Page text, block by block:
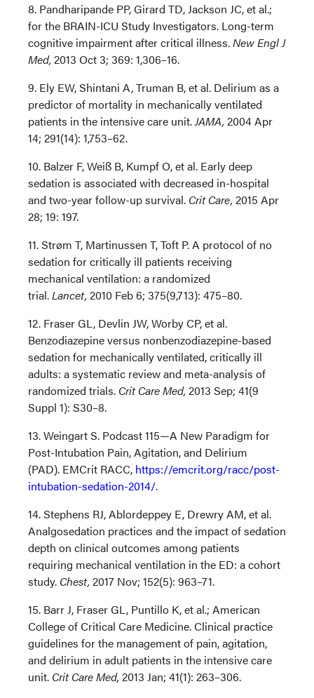
8. Pandharipande PP, Girard TD, Jackson JC, et al.;
for the BRAIN-ICU Study Investigators. Long-term
cognitive impairment after critical illness.New Engl J
Med, 2013 Oct 3; 369: 1,306–16.
9. Ely EW, Shintani A, Truman B, et al. Delirium as a
predictor of mortality in mechanically ventilated
patients in the intensive care unit.JAMA, 2004 Apr
14; 291(14): 1,753–62.
10. Balzer F, Weiß B, Kumpf O, et al. Early deep
sedation is associated with decreased in-hospital
and two-year follow-up survival. Crit Care, 2015 Apr
28; 19: 197.
11. Strøm T, Martinussen T, Toft P. A protocol of no
sedation for critically ill patients receiving
mechanical ventilation: a randomized
trial.Lancet, 2010 Feb 6; 375(9,713): 475–80.
12. Fraser GL, Devlin JW, Worby CP, et al.
Benzodiazepine versus nonbenzodiazepine-based
sedation for mechanically ventilated, critically ill
adults: a systematic review and meta-analysis of
randomized trials. Crit Care Med, 2013 Sep; 41(9
Suppl 1): S30–8.
13. Weingart S. Podcast 115—A New Paradigm for
Post-Intubation Pain, Agitation, and Delirium
(PAD). EMCrit RACC, https://emcrit.org/racc/post-
intubation-sedation-2014/.
14. Stephens RJ, Ablordeppey E, Drewry AM, et al.
Analgosedation practices and the impact of sedation
depth on clinical outcomes among patients
requiring mechanical ventilation in the ED: a cohort
study. Chest, 2017 Nov; 152(5): 963–71.
15. Barr J, Fraser GL, Puntillo K, et al.; American
College of Critical Care Medicine. Clinical practice
guidelines for the management of pain, agitation,
and delirium in adult patients in the intensive care
unit. Crit Care Med, 2013 Jan; 41(1): 263–306.